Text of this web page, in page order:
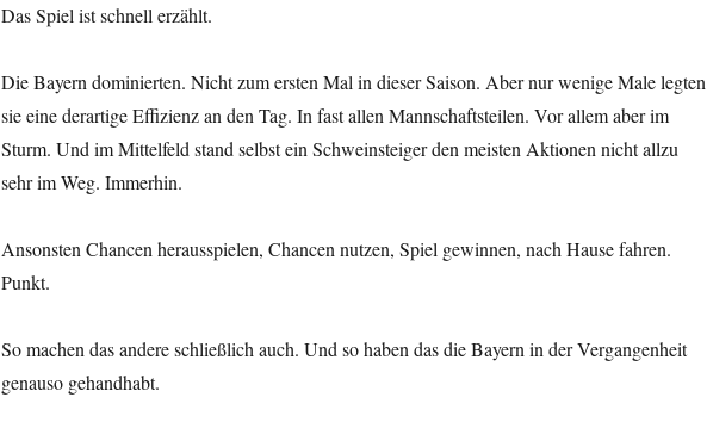
Das Spiel ist schnell erzählt.
Die Bayern dominierten. Nicht zum ersten Mal in dieser Saison. Aber nur wenige Male legten
sie eine derartige Effizienz an den Tag. In fast allen Mannschaftsteilen. Vor allem aber im
Sturm. Und im Mittelfeld stand selbst ein Schweinsteiger den meisten Aktionen nicht allzu
sehr im Weg. Immerhin.
Ansonsten Chancen herausspielen, Chancen nutzen, Spiel gewinnen, nach Hause fahren.
Punkt.
So machen das andere schließlich auch. Und so haben das die Bayern in der Vergangenheit
genauso gehandhabt.